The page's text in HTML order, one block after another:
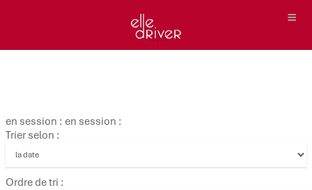
en session : en session :
Trier selon :
Ordre de tri :